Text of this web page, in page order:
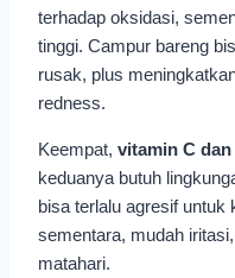
terhadap oksidasi,
tinggi. Campur bareng
rusak, plus
redness.
Keempat, vitamin C
keduanya butuh
bisa terlalu agresif untuk
sementara, mudah
matahari.